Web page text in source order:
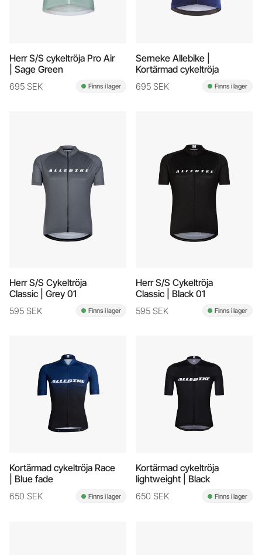
Herr S/S cykeltröja Pro Air
| Sage Green
695 SEK Finns i lager
Serneke Allebike |
Kortärmad cykeltröja
695 SEK Finns i lager
Herr S/S Cykeltröja
Classic | Grey 01
595 SEK Finns i lager
Herr S/S Cykeltröja
Classic | Black 01
595 SEK Finns i lager
Kortärmad cykeltröja Race
| Blue fade
650 SEK Finns i lager
Kortärmad cykeltröja
lightweight | Black
650 SEK Finns i lager